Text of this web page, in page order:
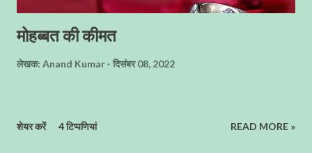
मोहब्बत की कीमत
लेखक: Anand Kumar दिसंबर 08, 2022
शेयर करें 4 टिप्पणियां READ MORE »